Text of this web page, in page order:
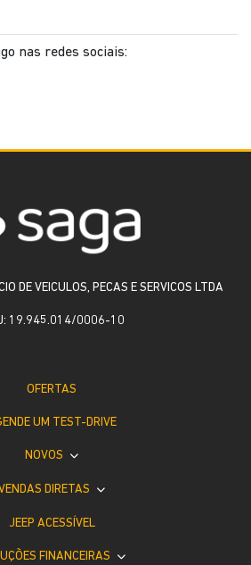
nas redes sociais:
DE VEICULOS, PECAS E SERVICOS LTDA
19.945.014/0006-10
OFERTAS
UM TEST-DRIVE
NOVOS
DIRETAS
JEEP ACESSÍVEL
FINANCEIRAS